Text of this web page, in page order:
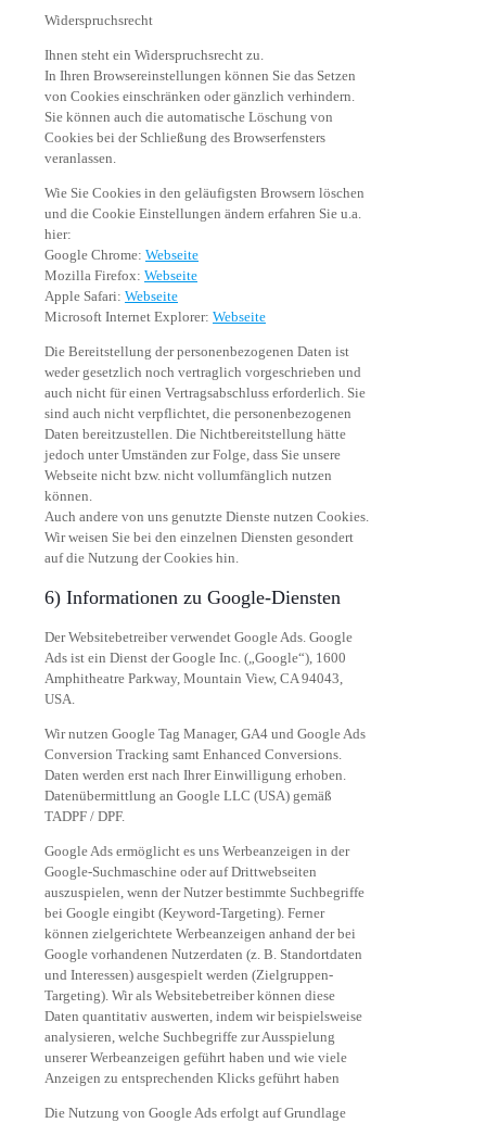
Widerspruchsrecht
Ihnen steht ein Widerspruchsrecht zu.
In Ihren Browsereinstellungen können Sie das Setzen
von Cookies einschränken oder gänzlich verhindern.
Sie können auch die automatische Löschung von
Cookies bei der Schließung des Browserfensters
veranlassen.
Wie Sie Cookies in den geläufigsten Browsern löschen
und die Cookie Einstellungen ändern erfahren Sie u.a.
hier:
Google Chrome: Webseite
Mozilla Firefox: Webseite
Apple Safari: Webseite
Microsoft Internet Explorer: Webseite
Die Bereitstellung der personenbezogenen Daten ist
weder gesetzlich noch vertraglich vorgeschrieben und
auch nicht für einen Vertragsabschluss erforderlich. Sie
sind auch nicht verpflichtet, die personenbezogenen
Daten bereitzustellen. Die Nichtbereitstellung hätte
jedoch unter Umständen zur Folge, dass Sie unsere
Webseite nicht bzw. nicht vollumfänglich nutzen
können.
Auch andere von uns genutzte Dienste nutzen Cookies.
Wir weisen Sie bei den einzelnen Diensten gesondert
auf die Nutzung der Cookies hin.
6) Informationen zu Google-Diensten
Der Websitebetreiber verwendet Google Ads. Google
Ads ist ein Dienst der Google Inc. („Google“), 1600
Amphitheatre Parkway, Mountain View, CA 94043,
USA.
Wir nutzen Google Tag Manager, GA4 und Google Ads
Conversion Tracking samt Enhanced Conversions.
Daten werden erst nach Ihrer Einwilligung erhoben.
Datenübermittlung an Google LLC (USA) gemäß
TADPF / DPF.
Google Ads ermöglicht es uns Werbeanzeigen in der
Google-Suchmaschine oder auf Drittwebseiten
auszuspielen, wenn der Nutzer bestimmte Suchbegriffe
bei Google eingibt (Keyword-Targeting). Ferner
können zielgerichtete Werbeanzeigen anhand der bei
Google vorhandenen Nutzerdaten (z. B. Standortdaten
und Interessen) ausgespielt werden (Zielgruppen-
Targeting). Wir als Websitebetreiber können diese
Daten quantitativ auswerten, indem wir beispielsweise
analysieren, welche Suchbegriffe zur Ausspielung
unserer Werbeanzeigen geführt haben und wie viele
Anzeigen zu entsprechenden Klicks geführt haben
Die Nutzung von Google Ads erfolgt auf Grundlage